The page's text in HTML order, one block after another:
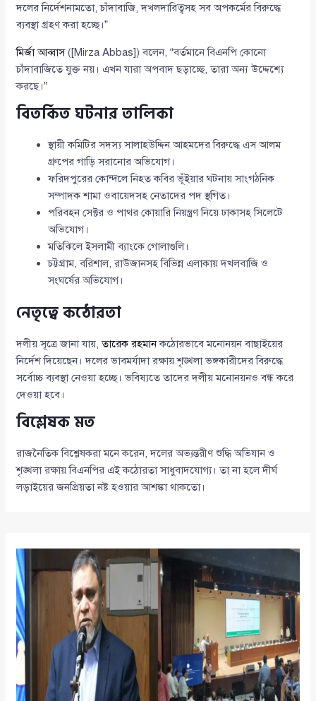
দলের নির্দেশনামতো, চাঁদাবাজি, দখলদারিত্বসহ সব অপকর্মের বিরুদ্ধে
ব্যবস্থা গ্রহণ করা হচ্ছে।”
মির্জা আব্বাস([Mirza Abbas]) বলেন, “বর্তমানে বিএনপি কোনো
চাঁদাবাজিতে যুক্ত নয়। এখন যারা অপবাদ ছড়াচ্ছে, তারা অন্য উদ্দেশ্যে
করছে।”
বিতর্কিত ঘটনার তালিকা
স্থায়ী কমিটির সদস্য সালাহউদ্দিন আহমদের বিরুদ্ধে এস আলম
গ্রুপের গাড়ি সরানোর অভিযোগ।
ফরিদপুরের কোন্দলে নিহত কবির ভূঁইয়ার ঘটনায় সাংগঠনিক
সম্পাদক শামা ওবায়েদসহ নেতাদের পদ স্থগিত।
পরিবহন সেক্টর ও পাথর কোয়ারি নিয়ন্ত্রণ নিয়ে ঢাকাসহ সিলেটে
অভিযোগ।
মতিঝিলে ইসলামী ব্যাংকে গোলাগুলি।
চট্টগ্রাম, বরিশাল, রাউজানসহ বিভিন্ন এলাকায় দখলবাজি ও
সংঘর্ষের অভিযোগ।
নেতৃত্বে কঠোরতা
দলীয় সূত্রে জানা যায়,তারেক রহমানকঠোরভাবে মনোনয়ন বাছাইয়ের
নির্দেশ দিয়েছেন। দলের ভাবমর্যাদা রক্ষায় শৃঙ্খলা ভঙ্গকারীদের বিরুদ্ধে
সর্বোচ্চ ব্যবস্থা নেওয়া হচ্ছে। ভবিষ্যতে তাদের দলীয় মনোনয়নও বন্ধ করে
দেওয়া হবে।
বিশ্লেষক মত
রাজনৈতিক বিশ্লেষকরা মনে করেন, দলের অভ্যন্তরীণ শুদ্ধি অভিযান ও
শৃঙ্খলা রক্ষায় বিএনপির এই কঠোরতা সাধুবাদযোগ্য। তা না হলে দীর্ঘ
লড়াইয়ের জনপ্রিয়তা নষ্ট হওয়ার আশঙ্কা থাকতো।